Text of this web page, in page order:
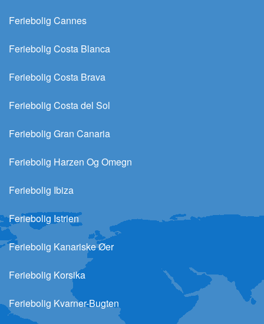
Feriebolig Cannes
Feriebolig Costa Blanca
Feriebolig Costa Brava
Feriebolig Costa del Sol
Feriebolig Gran Canaria
Feriebolig Harzen Og Omegn
Feriebolig Ibiza
Feriebolig Istrien
Feriebolig Kanariske Øer
Feriebolig Korsika
Feriebolig Kvarner-Bugten